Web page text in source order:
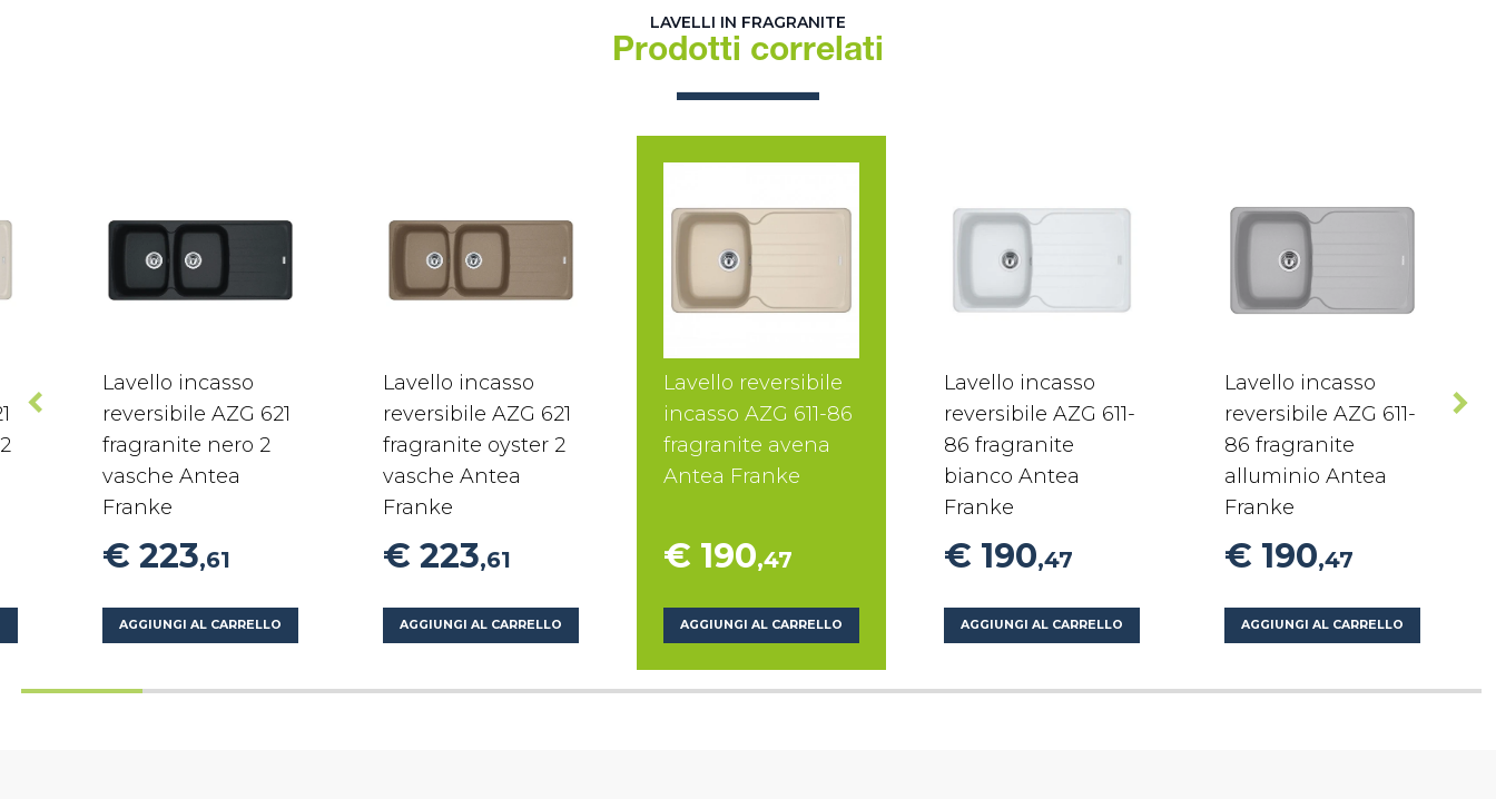
LAVELLI IN FRAGRANITE
Prodotti correlati
Lavello incasso
reversibile AZG 621
fragranite nero 2
vasche Antea
Franke
€ 223,61
AGGIUNGI AL CARRELLO
Lavello incasso
reversibile AZG 621
fragranite oyster 2
vasche Antea
Franke
€ 223,61
AGGIUNGI AL CARRELLO
Lavello reversibile
incasso AZG 611-86
fragranite avena
Antea Franke
€ 190,47
AGGIUNGI AL CARRELLO
Lavello incasso
reversibile AZG 611-
86 fragranite
bianco Antea
Franke
€ 190,47
AGGIUNGI AL CARRELLO
Lavello incasso
reversibile AZG 611-
86 fragranite
alluminio Antea
Franke
€ 190,47
AGGIUNGI AL CARRELLO